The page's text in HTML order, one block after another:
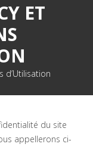
ET
d’Utilisation
du site
appellerons ci-